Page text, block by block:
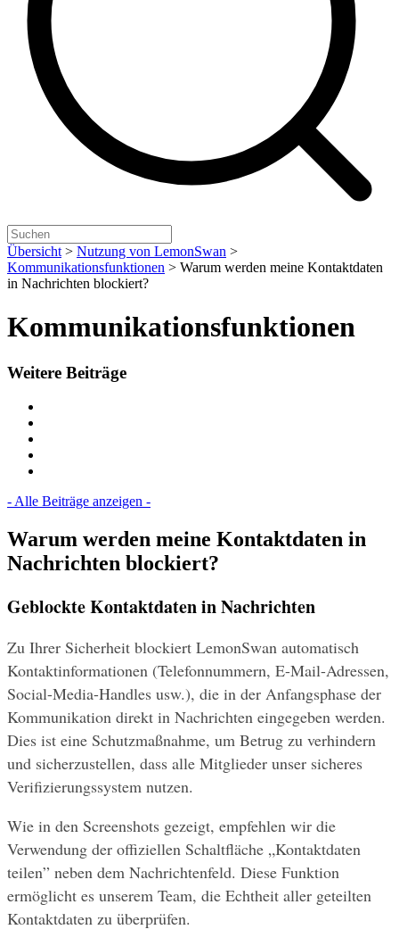
Übersicht > Nutzung von LemonSwan >
Kommunikationsfunktionen > Warum werden meine Kontaktdaten
in Nachrichten blockiert?
Kommunikationsfunktionen
Weitere Beiträge
- Alle Beiträge anzeigen -
Warum werden meine Kontaktdaten in
Nachrichten blockiert?
Geblockte Kontaktdaten in Nachrichten
Zu Ihrer Sicherheit blockiert LemonSwan automatisch
Kontaktinformationen (Telefonnummern, E-Mail-Adressen,
Social-Media-Handles usw.), die in der Anfangsphase der
Kommunikation direkt in Nachrichten eingegeben werden.
Dies ist eine Schutzmaßnahme, um Betrug zu verhindern
und sicherzustellen, dass alle Mitglieder unser sicheres
Verifizierungssystem nutzen.
Wie in den Screenshots gezeigt, empfehlen wir die
Verwendung der offiziellen Schaltfläche „Kontaktdaten
teilen” neben dem Nachrichtenfeld. Diese Funktion
ermöglicht es unserem Team, die Echtheit aller geteilten
Kontaktdaten zu überprüfen.